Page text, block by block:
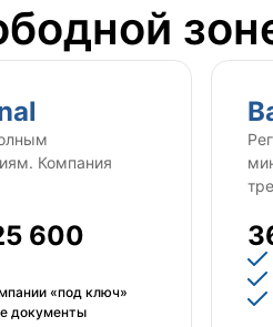
Компания
600
«под ключ»
документы